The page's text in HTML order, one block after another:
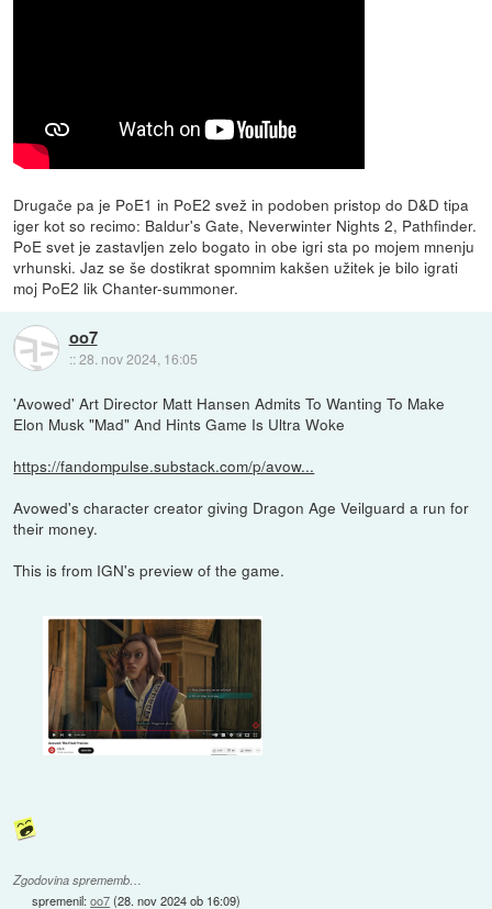
Drugače pa je PoE1 in PoE2 svež in podoben pristop do D&D tipa
iger kot so recimo: Baldur's Gate, Neverwinter Nights 2, Pathfinder.
PoE svet je zastavljen zelo bogato in obe igri sta po mojem mnenju
vrhunski. Jaz se še dostikrat spomnim kakšen užitek je bilo igrati
moj PoE2 lik Chanter-summoner.
oo7
::28. nov 2024, 16:05
'Avowed' Art Director Matt Hansen Admits To Wanting To Make
Elon Musk "Mad" And Hints Game Is Ultra Woke
https://fandompulse.substack.com/p/avow...
Avowed's character creator giving Dragon Age Veilguard a run for
their money.
This is from IGN's preview of the game.
Zgodovina sprememb…
spremenil:oo7(28. nov 2024 ob 16:09)